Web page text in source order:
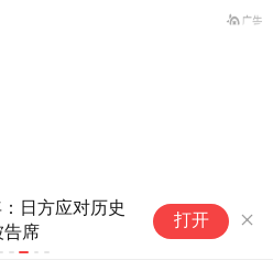
方应对历史
论
打开
是赌出来的